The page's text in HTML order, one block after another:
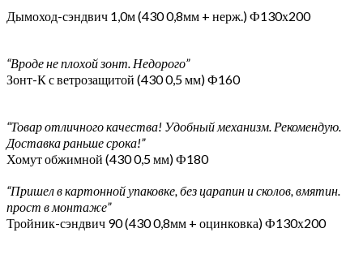
Дымоход-сэндвич 1,0м (430 0,8мм + нерж.) Ф130х200
“Вроде не плохой зонт. Недорого”
Зонт-К с ветрозащитой (430 0,5 мм) Ф160
“Товар отличного качества! Удобный механизм. Рекомендую.
Доставка раньше срока!”
Хомут обжимной (430 0,5 мм) Ф180
“Пришел в картонной упаковке, без царапин и сколов, вмятин.
прост в монтаже”
Тройник-сэндвич 90 (430 0,8мм + оцинковка) Ф130х200